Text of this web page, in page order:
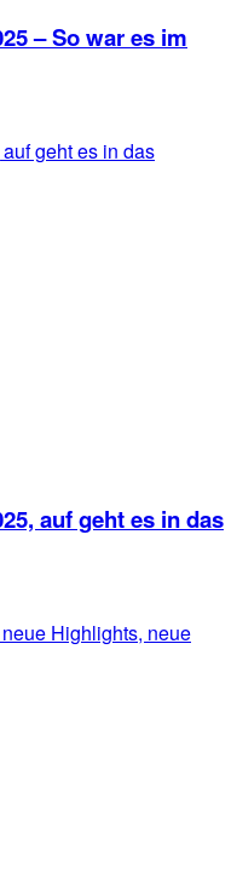
– So war es im
auf geht es in das